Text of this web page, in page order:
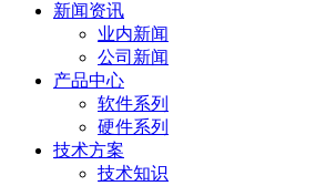
新闻资讯
业内新闻
公司新闻
产品中心
软件系列
硬件系列
技术方案
技术知识